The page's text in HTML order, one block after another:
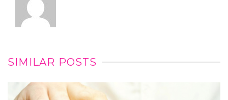
SIMILAR POSTS